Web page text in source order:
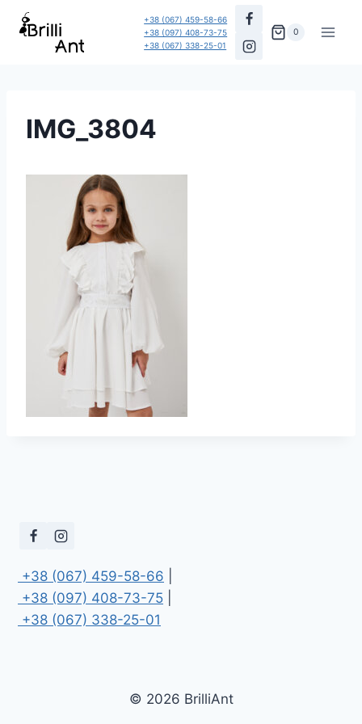
Перейти
+38 (067) 459-58-66
+38 (097) 408-73-75
+38 (067) 338-25-01
0
IMG_3804
+38 (067) 459-58-66
+38 (097) 408-73-75
+38 (067) 338-25-01
© 2026 BrilliAnt